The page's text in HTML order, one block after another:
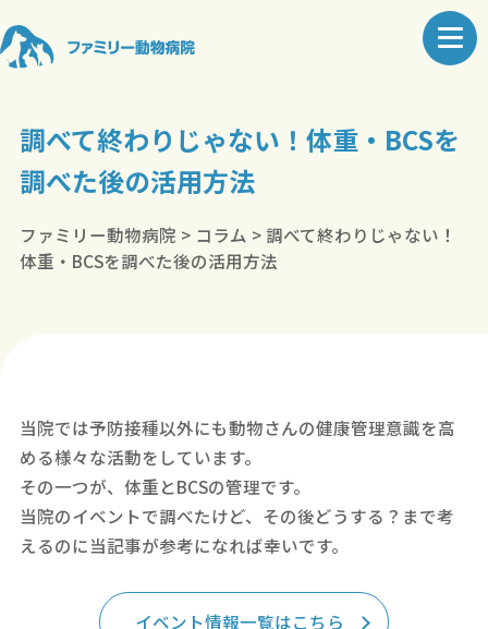
調べて終わりじゃない！体重・BCSを
調べた後の活用方法
ファミリー動物病院 > コラム > 調べて終わりじゃない！
体重・BCSを調べた後の活用方法
当院では予防接種以外にも動物さんの健康管理意識を高
める様々な活動をしています。
その一つが、体重とBCSの管理です。
当院のイベントで調べたけど、その後どうする？まで考
えるのに当記事が参考になれば幸いです。
イベント情報一覧はこちら